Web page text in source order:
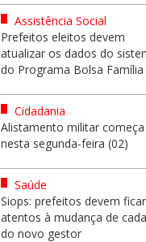
Assistência Social
Prefeitos eleitos devem
atualizar os dados do
do Programa Bolsa Família
Cidadania
Alistamento militar começa
nesta segunda-feira (02)
Saúde
Siops: prefeitos devem ficar
atentos à mudança de
do novo gestor